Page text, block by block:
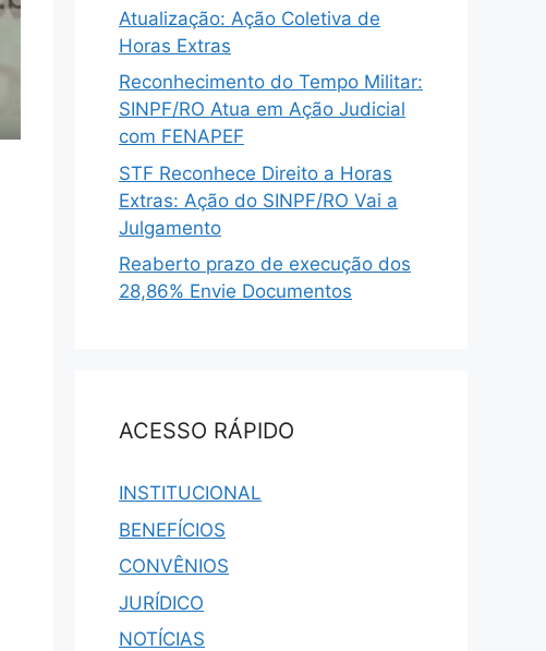
Atualização: Ação Coletiva de
Horas Extras
Reconhecimento do Tempo Militar:
SINPF/RO Atua em Ação Judicial
com FENAPEF
STF Reconhece Direito a Horas
Extras: Ação do SINPF/RO Vai a
Julgamento
Reaberto prazo de execução dos
28,86% Envie Documentos
ACESSO RÁPIDO
INSTITUCIONAL
BENEFÍCIOS
CONVÊNIOS
JURÍDICO
NOTÍCIAS